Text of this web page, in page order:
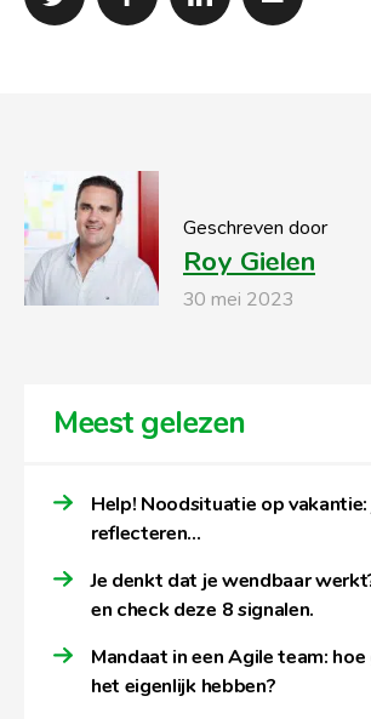
Geschreven door
Roy Gielen
30 mei 2023
Meest gelezen
Help! Noodsituatie op
reflecteren…
Je denkt dat je wendbaar
en check deze 8 signalen.
Mandaat in een Agile team:
het eigenlijk hebben?